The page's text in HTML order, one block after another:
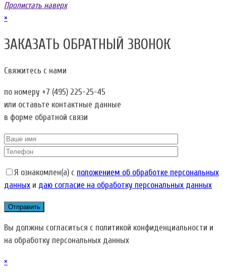
Пролистать наверх
×
ЗАКАЗАТЬ ОБРАТНЫЙ ЗВОНОК
Свяжитесь с нами
по номеру +7 (495) 225-25-45
или оставьте контактные данные
в форме обратной связи
Я ознакомлен(а) с положением об обработке персональных
данных и даю согласие на обработку персональных данных
Вы должны согласиться с политикой конфиденциальности и
на обработку персональных данных
×